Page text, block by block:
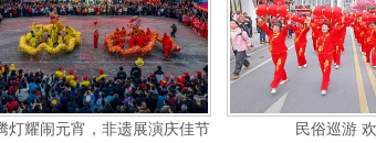
灯耀闹元宵，非遗展演庆佳节 民俗巡游